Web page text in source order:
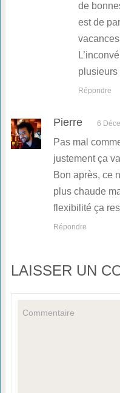
de
est de
plusieurs
Répondre
Pierre 6
Pas mal
justement ça
Bon après, ce
plus chaude
flexibilité ça
Répondre
LAISSER UN